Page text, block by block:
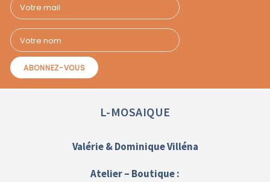
L-MOSAIQUE
Valérie & Dominique Villéna
Atelier – Boutique :